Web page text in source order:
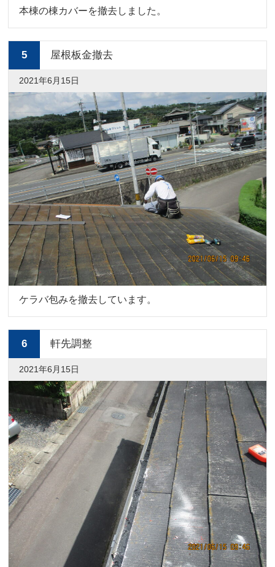
本棟の棟カバーを撤去しました。
5 屋根板金撤去
2021年6月15日
ケラバ包みを撤去しています。
6 軒先調整
2021年6月15日